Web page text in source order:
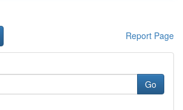
Report Page
Go